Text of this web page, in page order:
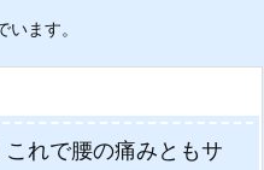


検索
ます。
れで腰の痛みともサ